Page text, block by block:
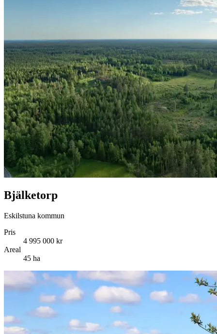
Bjälketorp
Eskilstuna kommun
Pris
4 995 000 kr
Areal
45 ha